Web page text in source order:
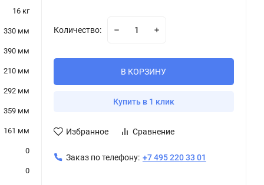
16 кг
330 мм
390 мм
210 мм
292 мм
359 мм
161 мм
0
0
Количество:
В КОРЗИНУ
Купить в 1 клик
Избранное Сравнение
Заказ по телефону: +7 495 220 33 01